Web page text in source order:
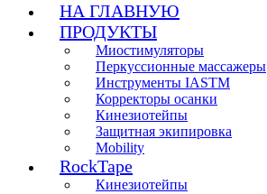
НА ГЛАВНУЮ
ПРОДУКТЫ
Миостимуляторы
Перкуссионные массажеры
Инструменты IASTM
Корректоры осанки
Кинезиотейпы
Защитная экипировка
Mobility
RockTape
Кинезиотейпы